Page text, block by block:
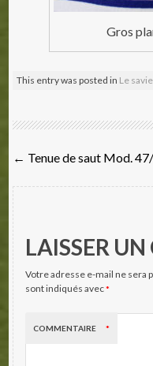
Gros
This entry was posted in Le
Post
← Tenue de saut Mod.
LAISSER
Votre adresse e-mail ne sera
sont indiqués avec*
COMMENTAIRE *